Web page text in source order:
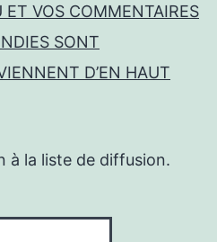
VOS COMMENTAIRES
SONT
D’EN HAUT
à la liste de diffusion.